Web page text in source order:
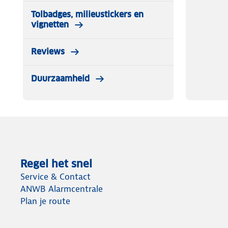
✓ 2x sneeuwkettingen 16mm
✓ Montagehandleiding
✓ Reserveschakels
Tolbadges, milieustickers en
vignetten
Reviews
Duurzaamheid
Regel het snel
Service & Contact
ANWB Alarmcentrale
Plan je route